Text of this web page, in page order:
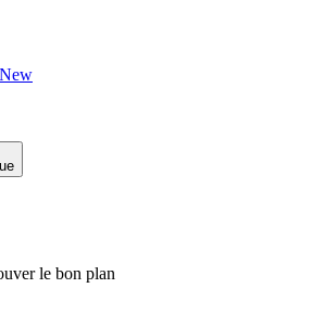
New
le bon plan